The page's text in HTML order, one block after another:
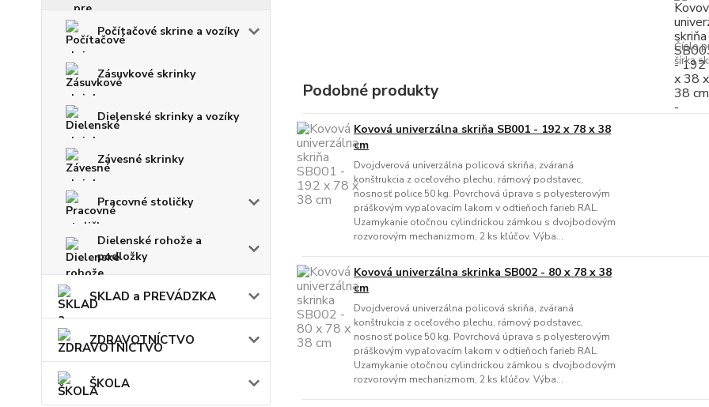
Počítačové skrine a vozíky
Zásuvkové skrinky
Dielenské skrinky a vozíky
Závesné skrinky
Pracovné stoličky
Dielenské rohože a
podložky
SKLAD a PREVÁDZKA
ZDRAVOTNÍCTVO
ŠKOLA
Číslo
šírka
Podobné produkty
Kovová univerzálna skriňa SB001 - 192 x 78 x 38
cm
Dvojdverová univerzálna policová skriňa, zváraná
konštrukcia z oceľového plechu, rámový podstavec,
nosnosť police 50 kg. Povrchová úprava s polyesterovým
práškovým vypaľovacím lakom v odtieňoch farieb RAL.
Uzamykanie otočnou cylindrickou zámkou s dvojbodovým
rozvorovým mechanizmom, 2 ks kľúčov. Výba...
Kovová univerzálna skrinka SB002 - 80 x 78 x 38
cm
Dvojdverová univerzálna policová skriňa, zváraná
konštrukcia z oceľového plechu, rámový podstavec,
nosnosť police 50 kg. Povrchová úprava s polyesterovým
práškovým vypaľovacím lakom v odtieňoch farieb RAL.
Uzamykanie otočnou cylindrickou zámkou s dvojbodovým
rozvorovým mechanizmom, 2 ks kľúčov. Výba...